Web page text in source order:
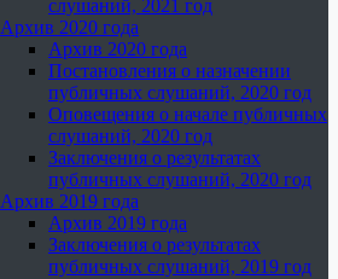
слушаний, 2021 год
Архив 2020 года
Архив 2020 года
Постановления о назначении
публичных слушаний, 2020 год
Оповещения о начале публичных
слушаний, 2020 год
Заключения о результатах
публичных слушаний, 2020 год
Архив 2019 года
Архив 2019 года
Заключения о результатах
публичных слушаний, 2019 год